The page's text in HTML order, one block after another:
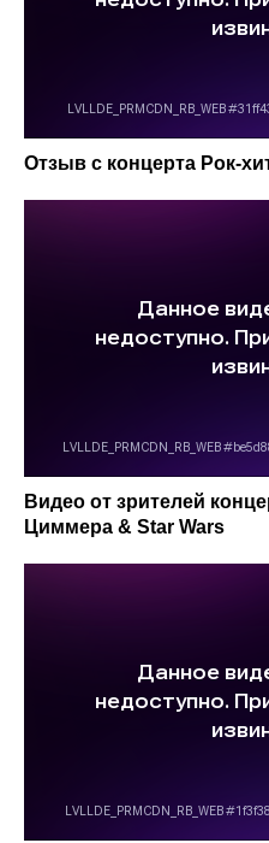
Купить
Отзыв c концерта Рок-
Видео от зрителей
Циммера & Star Wars